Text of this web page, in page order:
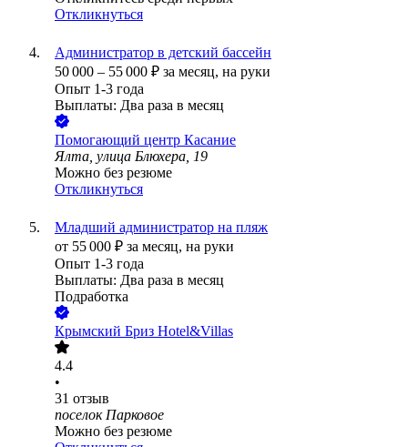
Откликнуться
Администратор в детский бассейн
50 000 – 55 000 ₽ за месяц, на руки
Опыт 1-3 года
Выплаты: Два раза в месяц
Помогающий центр Касание
Ялта, улица Блюхера, 19
Можно без резюме
Откликнуться
Младший администратор на пляж
от 55 000 ₽ за месяц, на руки
Опыт 1-3 года
Выплаты: Два раза в месяц
Подработка
Крымский Бриз Hotel&Villas
4.4
•
31 отзыв
поселок Парковое
Можно без резюме